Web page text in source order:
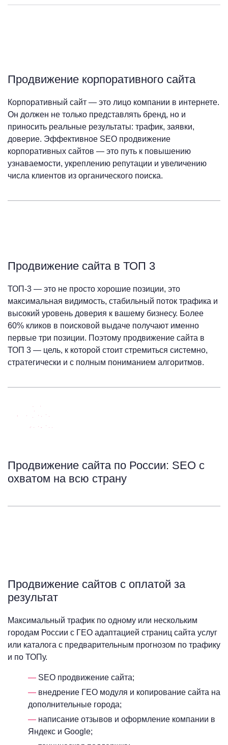
Продвижение корпоративного сайта
Корпоративный сайт — это лицо компании в интернете.
Он должен не только представлять бренд, но и
приносить реальные результаты: трафик, заявки,
доверие. Эффективное SEO продвижение
корпоративных сайтов — это путь к повышению
узнаваемости, укреплению репутации и увеличению
числа клиентов из органического поиска.
Продвижение сайта в ТОП 3
ТОП-3 — это не просто хорошие позиции, это
максимальная видимость, стабильный поток трафика и
высокий уровень доверия к вашему бизнесу. Более
60% кликов в поисковой выдаче получают именно
первые три позиции. Поэтому продвижение сайта в
ТОП 3 — цель, к которой стоит стремиться системно,
стратегически и с полным пониманием алгоритмов.
Продвижение сайта по России: SEO с
охватом на всю страну
Продвижение сайтов с оплатой за
результат
Максимальный трафик по одному или нескольким
городам России с ГЕО адаптацией страниц сайта услуг
или каталога с предварительным прогнозом по трафику
и по ТОПу.
SEO продвижение сайта;
внедрение ГЕО модуля и копирование сайта на
дополнительные города;
написание отзывов и оформление компании в
Яндекс и Google;